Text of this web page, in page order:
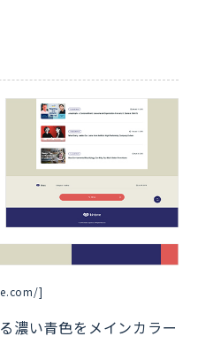
]
濃い青色をメインカラー